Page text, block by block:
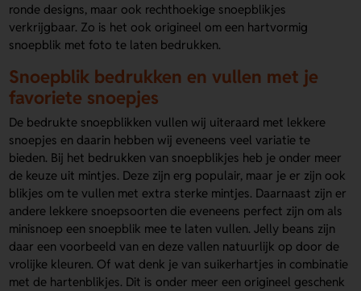
ronde designs, maar ook rechthoekige snoepblikjes
verkrijgbaar. Zo is het ook origineel om een hartvormig
snoepblik met foto te laten bedrukken.
Snoepblik bedrukken en vullen met je
favoriete snoepjes
De bedrukte snoepblikken vullen wij uiteraard met lekkere
snoepjes en daarin hebben wij eveneens veel variatie te
bieden. Bij het bedrukken van snoepblikjes heb je onder meer
de keuze uit mintjes. Deze zijn erg populair, maar je er zijn ook
blikjes om te vullen met extra sterke mintjes. Daarnaast zijn er
andere lekkere snoepsoorten die eveneens perfect zijn om als
minisnoep een snoepblik mee te laten vullen. Jelly beans zijn
daar een voorbeeld van en deze vallen natuurlijk op door de
vrolijke kleuren. Of wat denk je van suikerhartjes in combinatie
met de hartenblikjes. Dit is onder meer een origineel geschenk